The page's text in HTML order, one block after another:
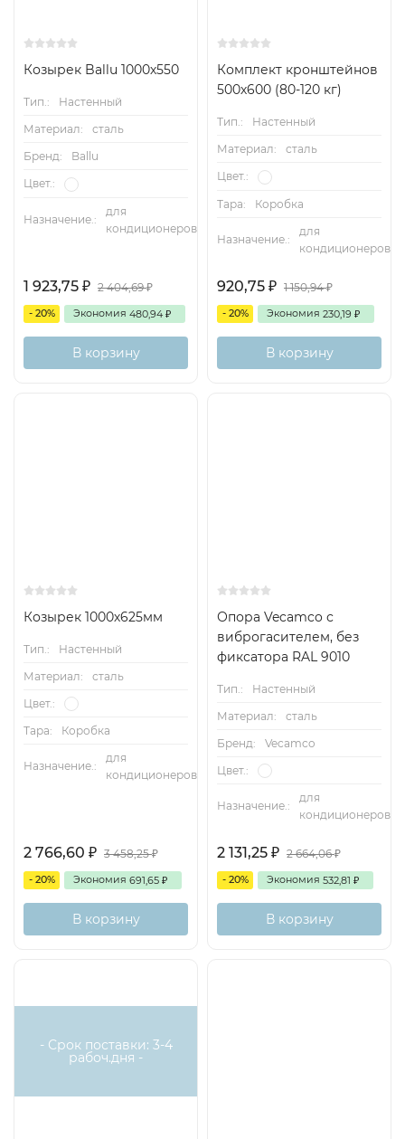
Козырек Ballu 1000х550
Тип.:
Настенный
Материал:
сталь
Бренд:
Ballu
Цвет.:
Назначение.:
для
кондиционеров
1 923,75 ₽ 2 404,69₽
- 20% Экономия 480,94 ₽
В корзину
Комплект кронштейнов
500х600 (80-120 кг)
Тип.:
Настенный
Материал:
сталь
Цвет.:
Тара: Коробка
Назначение.:
для
кондиционеров
920,75 ₽ 1 150,94₽
- 20% Экономия 230,19 ₽
В корзину
Козырек 1000х625мм
Тип.:
Настенный
Материал:
сталь
Цвет.:
Тара: Коробка
Назначение.:
для
кондиционеров
2 766,60 ₽ 3 458,25₽
- 20% Экономия 691,65 ₽
В корзину
Опора Vecamco с
виброгасителем, без
фиксатора RAL 9010
Тип.:
Настенный
Материал:
сталь
Бренд:
Vecamco
Цвет.:
Назначение.:
для
кондиционеров
2 131,25 ₽ 2 664,06₽
- 20% Экономия 532,81 ₽
В корзину
- Срок поставки: 3-4
рабоч.дня -